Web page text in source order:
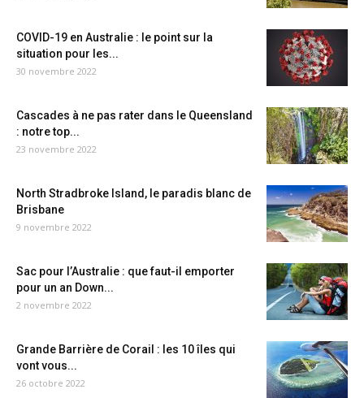
COVID-19 en Australie : le point sur la
situation pour les...
30 novembre 2022
Cascades à ne pas rater dans le Queensland
: notre top...
23 novembre 2022
North Stradbroke Island, le paradis blanc de
Brisbane
9 novembre 2022
Sac pour l’Australie : que faut-il emporter
pour un an Down...
2 novembre 2022
Grande Barrière de Corail : les 10 îles qui
vont vous...
26 octobre 2022